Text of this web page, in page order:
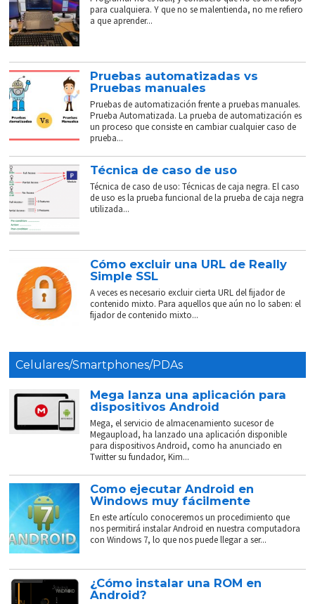
para cualquiera. Y que no se malentienda, no me refiero
a que aprender...
Pruebas automatizadas vs
Pruebas manuales
Pruebas de automatización frente a pruebas manuales.
Prueba Automatizada. La prueba de automatización es
un proceso que consiste en cambiar cualquier caso de
prueba...
Técnica de caso de uso
Técnica de caso de uso: Técnicas de caja negra. El caso
de uso es la prueba funcional de la prueba de caja negra
utilizada...
Cómo excluir una URL de Really
Simple SSL
A veces es necesario excluir cierta URL del fijador de
contenido mixto. Para aquellos que aún no lo saben: el
fijador de contenido mixto...
Celulares/Smartphones/PDAs
Mega lanza una aplicación para
dispositivos Android
Mega, el servicio de almacenamiento sucesor de
Megaupload, ha lanzado una aplicación disponible
para dispositivos Android, como ha anunciado en
Twitter su fundador, Kim...
Como ejecutar Android en
Windows muy fácilmente
En este artículo conoceremos un procedimiento que
nos permitirá instalar Android en nuestra computadora
con Windows 7, lo que nos puede llegar a ser...
¿Cómo instalar una ROM en
Android?